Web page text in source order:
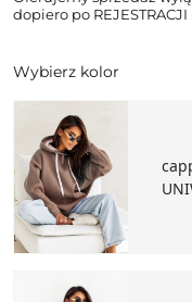
dopiero po
Wybierz kolor